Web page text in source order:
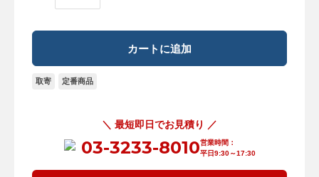
取寄 定番商品
＼ 最短即日でお見積り ／
03-3233-8010営業時間：
平日9:30～17:30